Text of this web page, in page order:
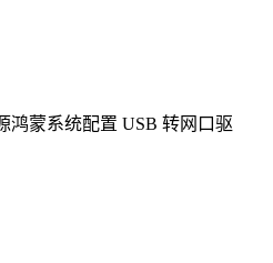
鸿蒙系统配置 USB 转网口驱